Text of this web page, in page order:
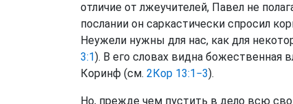
отличие от лжеучителей, Павел не
послании он саркастически спросил
Неужели нужны для нас, как для
3:1). В его словах видна божественная
Коринф (см. 2Кор 13:1−3).
Но, прежде чем пустить в дело всю